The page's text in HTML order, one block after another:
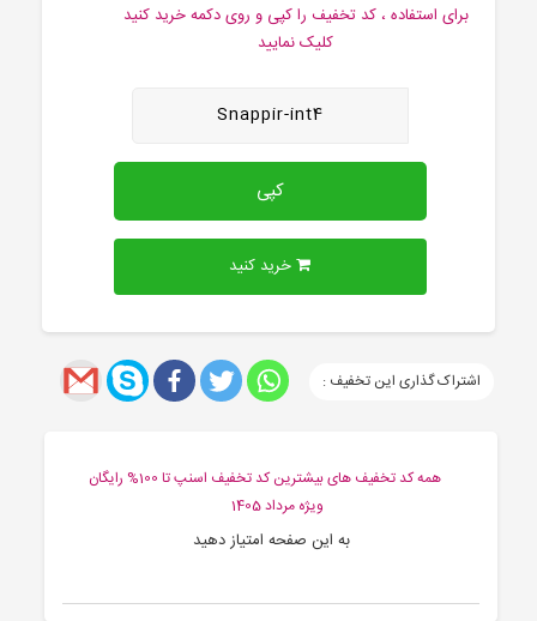
برای استفاده ، کد تخفیف را کپی و روی دکمه خرید کنید
کلیک نمایید
Snappir-int4
کپی
خرید کنید
اشتراک گذاری این تخفیف :
همه کد تخفیف های بیشترین کد تخفیف اسنپ تا 100% رایگان
ویژه مرداد 1405
به این صفحه امتیاز دهید